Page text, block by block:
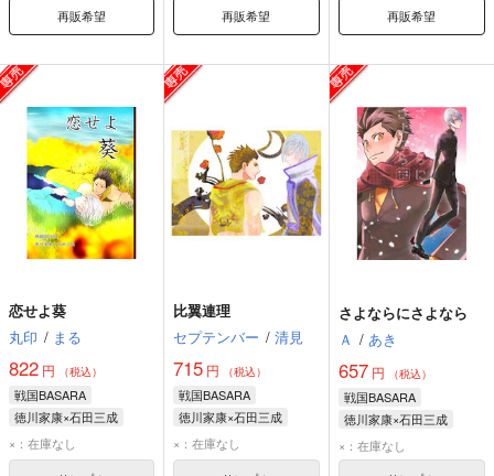
再販希望 再販希望 再販希望
恋せよ葵
丸印 / まる
822 円 （税込）
戦国BASARA
徳川家康×石田三成
徳川家康
×：在庫なし
比翼連理
セプテンバー / 清見
715 円 （税込）
戦国BASARA
徳川家康×石田三成
石田三成
島左近
×：在庫なし
さよならにさよなら
Ａ / あき
657円 （税込）
戦国BASARA
徳川家康×石田三成
石田三成
×：在庫なし